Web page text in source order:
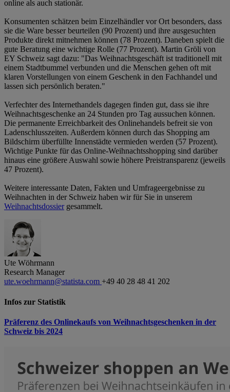
online als auch stationär.
Konsumenten schätzen beim Einzelhändler vor Ort besonders, dass
sie die Ware besser beurteilen (90 Prozent) und ihre ausgesuchten
Produkte direkt mitnehmen können (78 Prozent). Daneben spielt die
gute Beratung eine wichtige Rolle (77 Prozent). Martin Gröli von
EY Schweiz sagt dazu: "Das Weihnachtsgeschäft ist traditionell mit
einem Stadtbummel verbunden und die Menschen gehen oft mit
klaren Vorstellungen von einem Geschenk in den Fachhandel und
lassen sich persönlich beraten."
Verfechter des Internethandels dagegen finden gut, dass sie ihre
Weihnachtsgeschenke an 24 Stunden pro Tag aussuchen können.
Die permanente Erreichbarkeit des Onlinehandels befreit sie von
Ladenschlusszeiten. Außerdem können durch das Shopping am
Bildschirm überfüllte Innenstädte vermieden werden (57 Prozent).
Wichtige Punkte für das Online-Weihnachtsshopping sind darüber
hinaus eine größere Auswahl sowie höhere Preistransparenz (jeweils
47 Prozent).
Weitere interessante Daten, Fakten und Umfrageergebnisse zu
Weihnachten in der Schweiz haben wir für Sie in unserem
Weihnachtsdossiergesammelt.
Ute Wöhrmann
Research Manager
ute.woehrmann@statista.com +49 40 28 48 41 202
Infos zur Statistik
Präferenz des Onlinekaufs von Weihnachtsgeschenken in der
Schweiz bis 2024